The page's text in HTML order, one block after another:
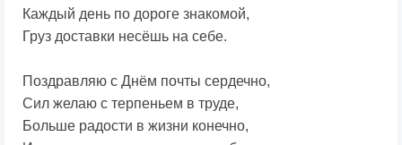
Каждый день по дороге знакомой,
Груз доставки несёшь на себе.
Поздравляю с Днём почты сердечно,
Сил желаю с терпеньем в труде,
Больше радости в жизни конечно,